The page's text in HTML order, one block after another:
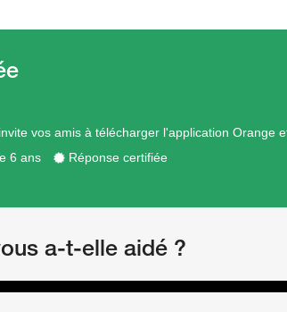
vos amis à télécharger l'application Orange
6 ans Réponse certifiée
a-t-elle aidé ?